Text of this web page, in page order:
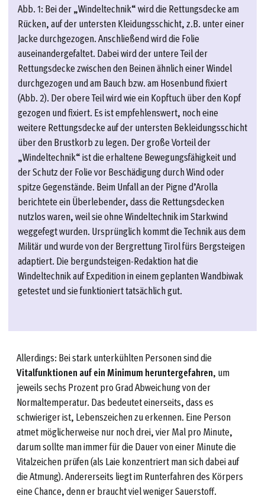
Abb. 1: Bei der „Windeltechnik“ wird die Rettungsdecke am
Rücken, auf der untersten Kleidungsschicht, z.B. unter einer
Jacke durchgezogen. Anschließend wird die Folie
auseinandergefaltet. Dabei wird der untere Teil der
Rettungsdecke zwischen den Beinen ähnlich einer Windel
durchgezogen und am Bauch bzw. am Hosenbund fixiert
(Abb. 2). Der obere Teil wird wie ein Kopftuch über den Kopf
gezogen und fixiert. Es ist empfehlenswert, noch eine
weitere Rettungsdecke auf der untersten Bekleidungsschicht
über den Brustkorb zu legen. Der große Vorteil der
„Windeltechnik“ ist die erhaltene Bewegungsfähigkeit und
der Schutz der Folie vor Beschädigung durch Wind oder
spitze Gegenstände. Beim Unfall an der Pigne d’Arolla
berichtete ein Überlebender, dass die Rettungsdecken
nutzlos waren, weil sie ohne Windeltechnik im Starkwind
weggefegt wurden. Ursprünglich kommt die Technik aus dem
Militär und wurde von der Bergrettung Tirol fürs Bergsteigen
adaptiert. Die bergundsteigen-Redaktion hat die
Windeltechnik auf Expedition in einem geplanten Wandbiwak
getestet und sie funktioniert tatsächlich gut.
Allerdings: Bei stark unterkühlten Personen sind die
Vitalfunktionen auf ein Minimum heruntergefahren, um
jeweils sechs Prozent pro Grad Abweichung von der
Normaltemperatur. Das bedeutet einerseits, dass es
schwieriger ist, Lebenszeichen zu erkennen. Eine Person
atmet möglicherweise nur noch drei, vier Mal pro Minute,
darum sollte man immer für die Dauer von einer Minute die
Vitalzeichen prüfen (als Laie konzentriert man sich dabei auf
die Atmung). Andererseits liegt im Runterfahren des Körpers
eine Chance, denn er braucht viel weniger Sauerstoff.